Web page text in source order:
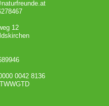
12
0042 8136